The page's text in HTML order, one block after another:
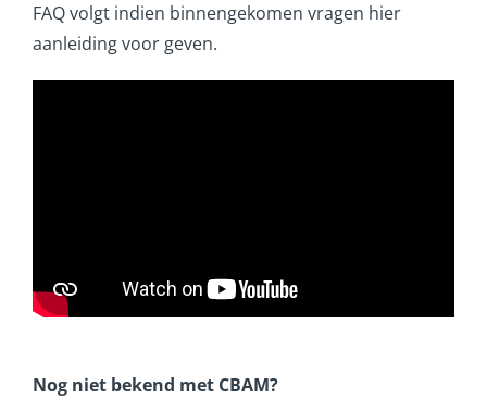
FAQ volgt indien binnengekomen vragen hier
aanleiding voor geven.
Nog niet bekend met CBAM?